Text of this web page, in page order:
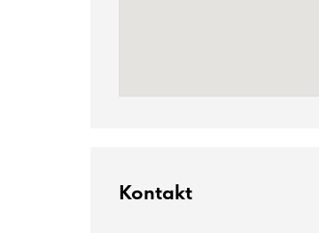
Kontakt